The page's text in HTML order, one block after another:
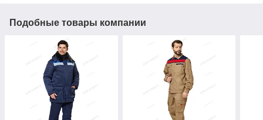
Подобные товары компании